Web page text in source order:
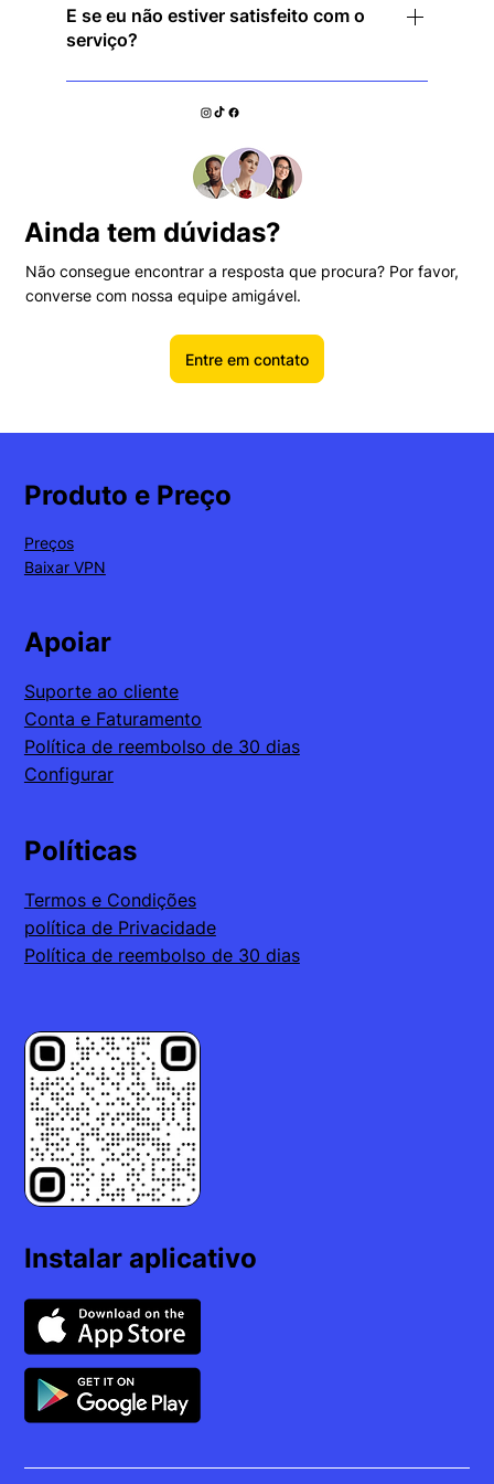
você estará protegido instantaneamente — sem
necessidade de configuração complicada!
E se eu não estiver satisfeito com o
serviço?
Oferecemos uma garantia de reembolso de 30
dias para que você possa experimentar sem
Ainda tem dúvidas?
Não consegue encontrar a resposta que procura? Por favor,
converse com nossa equipe amigável.
Entre em contato
Produto e Preço
Preços
Baixar VPN
Apoiar
Suporte ao cliente
Conta e Faturamento
Política de reembolso de 30 dias
Configurar
Políticas
Termos e Condições
política de Privacidade
Política de reembolso de 30 dias
Instalar aplicativo